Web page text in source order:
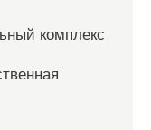
комплекс